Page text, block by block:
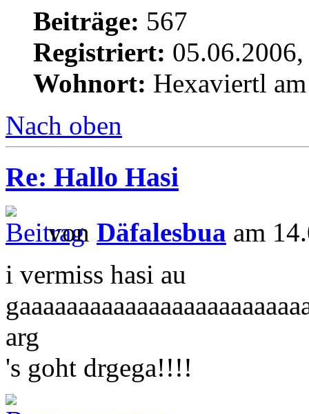
Beiträge: 567
Registriert:
Wohnort: Hexaviertl
Nach oben
Re: Hallo Hasi
von Däfalesbua am
i vermiss hasi au
arg
's goht drgega!!!!